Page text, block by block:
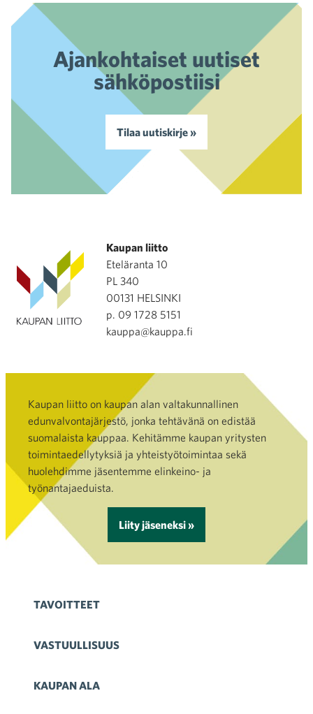
Ajankohtaiset uutiset
sähköpostiisi
Tilaa uutiskirje »
Kaupan liitto
Eteläranta 10
PL 340
00131 HELSINKI
p. 09 1728 5151
kauppa@kauppa.fi
Kaupan liitto on kaupan alan valtakunnallinen
edunvalvontajärjestö, jonka tehtävänä on edistää
suomalaista kauppaa. Kehitämme kaupan yritysten
toimintaedellytyksiä ja yhteistyötoimintaa sekä
huolehdimme jäsentemme elinkeino- ja
työnantajaeduista.
Liity jäseneksi »
TAVOITTEET
VASTUULLISUUS
KAUPAN ALA